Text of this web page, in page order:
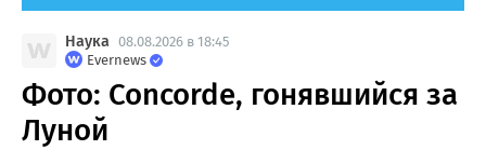
Наука 08.08.2026 в 18:45
Evernews
Фото: Concorde, гонявшийся за
Луной